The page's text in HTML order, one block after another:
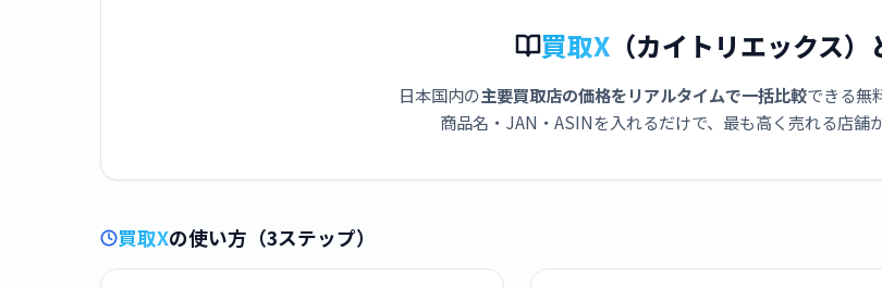
買取X （カイトリエックス）
日本国内の主要買取店の価格をリアルタイムで一括比較できる無
商品名・JAN・ASINを入れるだけで、最も高く売れる店舗
買取Xの使い方（3ステップ）